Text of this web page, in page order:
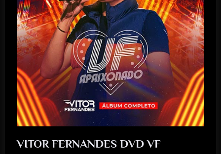
VITOR FERNANDES DVD VF